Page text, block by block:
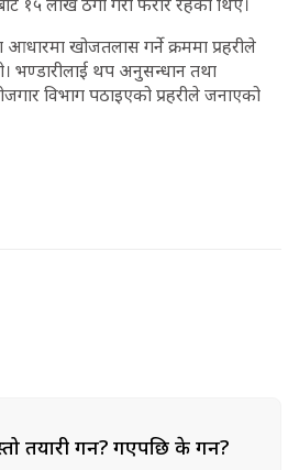
खोजतलास गर्ने क्रममा प्रहरीले
भण्डारीलाई थप अनुसन्धान तथा
विभाग पठाइएको प्रहरीले जनाएको
तयारी गर्ने? गएपछि के गर्ने?